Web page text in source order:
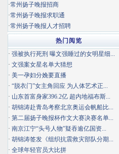
·常州扬子晚报招商
·常州扬子晚报求职通
·常州扬子晚报人才招聘
热门阅览
· 强被执行死刑 曝文强睡过的女明星细...
· 文强案女星名单大猜想
· 美一孕妇分娩要直播
· “脱衣门”女主角回应 为人体艺术正...
· 山东首富身家396.2亿 超内地福布斯...
· 胡锦涛赴青岛考察北京奥运会帆船比...
· 第二届扬子晚报杯作文大赛决赛名单...
· 南京江宁“头号人物”疑吞逾亿国资...
· 胡锦涛签发《组织抗震救灾部队分期...
· 全球年轻官员大比拼